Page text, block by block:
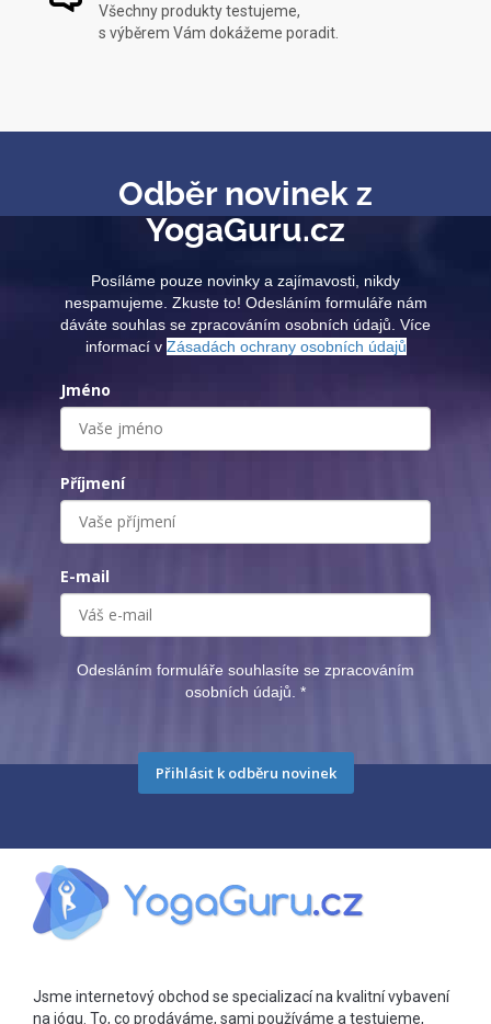
Všechny produkty testujeme,
s výběrem Vám dokážeme poradit.
Odběr novinek z
YogaGuru.cz
Posíláme pouze novinky a zajímavosti, nikdy
nespamujeme. Zkuste to! Odesláním formuláře nám
dáváte souhlas se zpracováním osobních údajů. Více
informací v Zásadách ochrany osobních údajů
Jméno
Příjmení
E-mail
Odesláním formuláře souhlasíte se zpracováním
osobních údajů. *
Přihlásit k odběru novinek
Jsme internetový obchod se specializací na kvalitní vybavení
na jógu. To, co prodáváme, sami používáme a testujeme,